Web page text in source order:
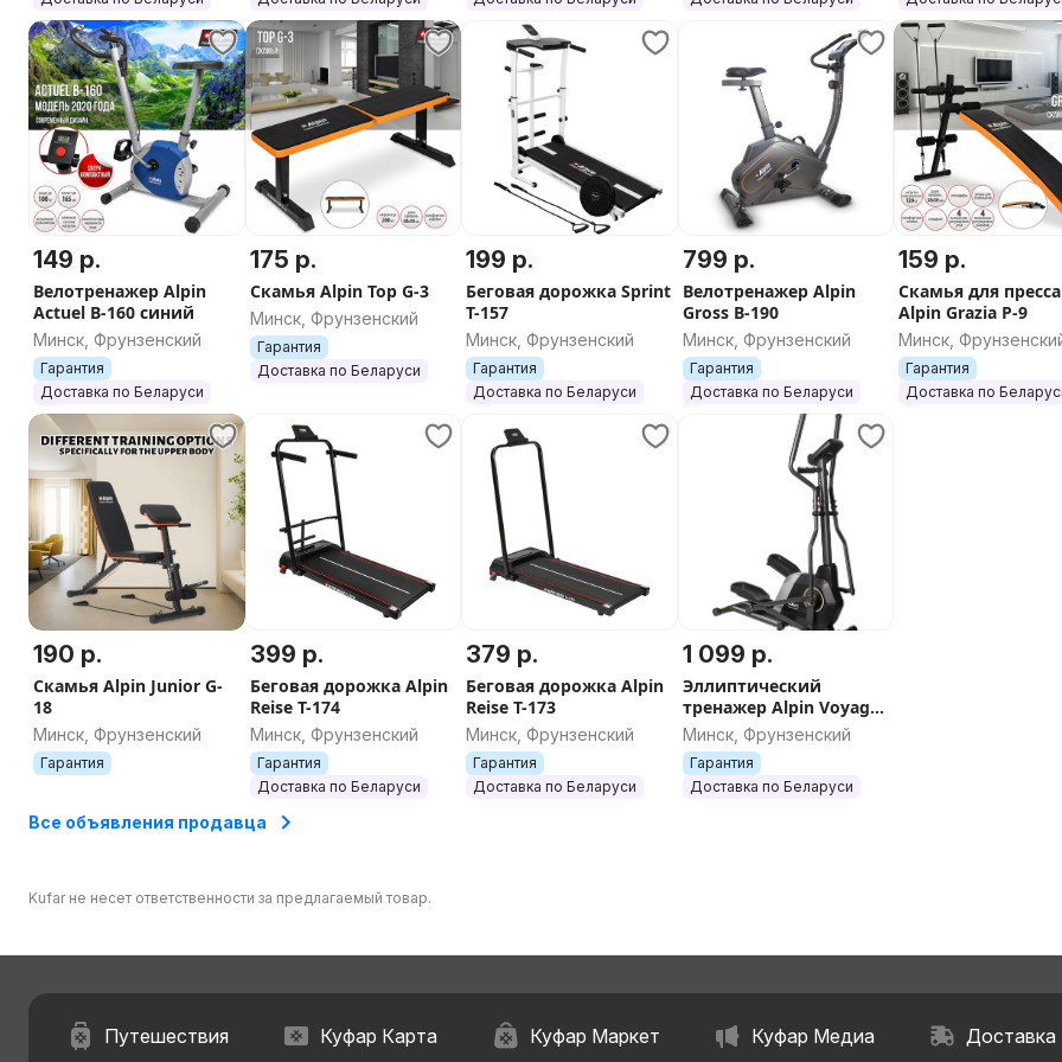
149 р.
Велотренажер Alpin
Actuel B-160 синий
Минск, Фрунзенский
Гарантия
Доставка по Беларуси
175 р.
Скамья Alpin Top G-3
Минск, Фрунзенский
Гарантия
Доставка по Беларуси
199 р.
Беговая дорожка Sprint
T-157
Минск, Фрунзенский
Гарантия
Доставка по Беларуси
799 р.
Велотренажер Alpin
Gross B-190
Минск, Фрунзенский
Гарантия
Доставка по Беларуси
159 р.
Скамья для пресса
Alpin Grazia P-9
Минск,
Гарантия
Доставка по
190 р.
Скамья Alpin Junior G-
18
Минск, Фрунзенский
Гарантия
399 р.
Беговая дорожка Alpin
Reise T-174
Минск, Фрунзенский
Гарантия
Доставка по Беларуси
379 р.
Беговая дорожка Alpin
Reise T-173
Минск, Фрунзенский
Гарантия
Доставка по Беларуси
1 099 р.
Эллиптический
тренажер Alpin Voyager
X-187
Минск, Фрунзенский
Гарантия
Доставка по Беларуси
Все объявления продавца
Kufar не несет ответственности за предлагаемый товар.
Путешествия Куфар Карта Куфар Маркет Куфар Медиа Доставка